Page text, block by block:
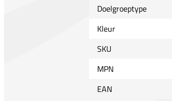
Doelgroeptype
Kleur
SKU
MPN
EAN